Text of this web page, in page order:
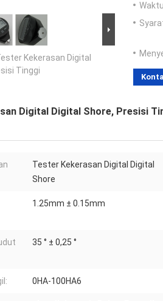
Kekerasan Digital
Tinggi
Digital Digital Shore, Presisi
Tester Kekerasan Digital Digital
Shore
1.25mm ± 0.15mm
35 ° ± 0,25 °
0HA-100HA6